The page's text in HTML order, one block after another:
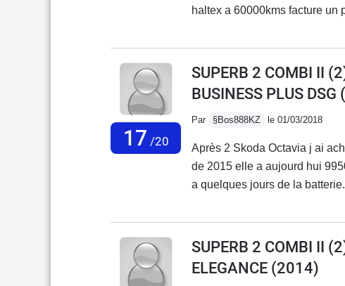
haltex a 60000kms facture
exagerees.genre courroie
17 /20
SUPERB 2 COMBI II
BUSINESS PLUS DSG
Par §Bos888KZ le 01/03/2018
Après 2 Skoda Octavia j ai
de 2015 elle a aujourd hui
a quelques jours de la
une routière...Le sav du
débordé....
SUPERB 2 COMBI II
ELEGANCE (2014)